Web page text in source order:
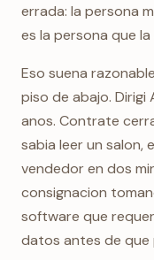
errada: la persona
es la persona que
Eso suena
piso de abajo. Dirigi
anos. Contrate
sabia leer un salon,
vendedor en dos
consignacion
software que
datos antes de que